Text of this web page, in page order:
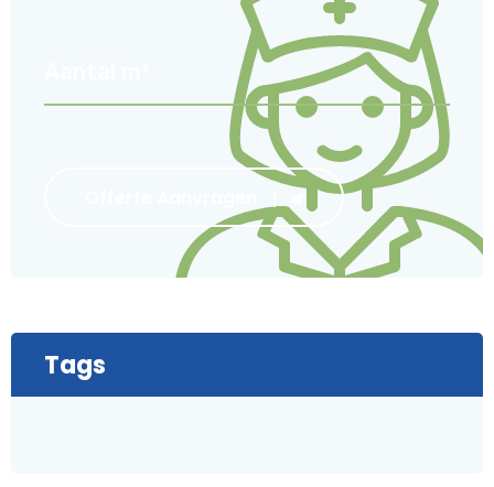
Tags